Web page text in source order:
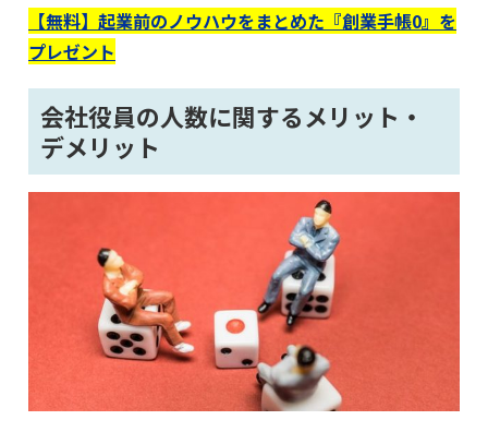
【無料】起業前のノウハウをまとめた『創業手帳0』を
プレゼント
会社役員の人数に関するメリット・
デメリット